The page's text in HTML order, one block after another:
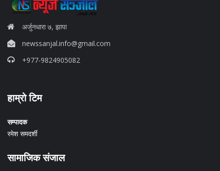
अर्जुनधारा ७, झापा
newssanjal.info@gmail.com
+977-9824905082
b88 slot
daftar slot88
judi slot online pulsa
info rtp slot gacor
हाम्रो टिम
सम्पादक
रमेश समदर्शी
सामाजिक संजाल